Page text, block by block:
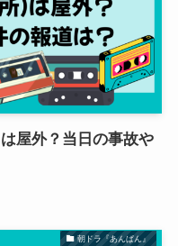
屋外？当日の事故や
朝ドラ『あんぱん』